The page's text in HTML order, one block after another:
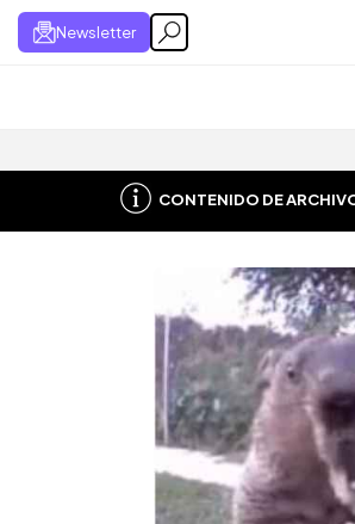
Newsletter
CONTENIDO DE